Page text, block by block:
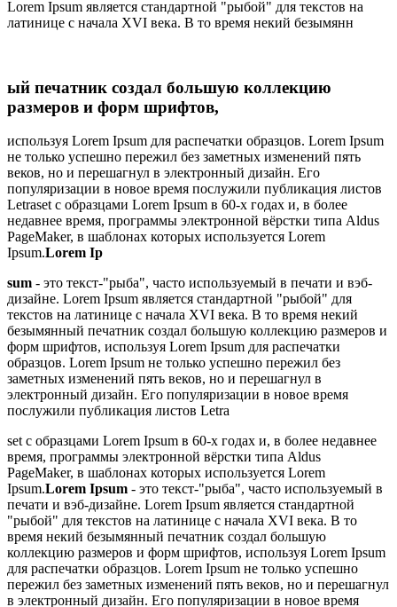
Lorem Ipsum является стандартной "рыбой" для текстов на
латинице с начала XVI века. В то время некий безымянн
ый печатник создал большую коллекцию
размеров и форм шрифтов,
используя Lorem Ipsum для распечатки образцов. Lorem Ipsum
не только успешно пережил без заметных изменений пять
веков, но и перешагнул в электронный дизайн. Его
популяризации в новое время послужили публикация листов
Letraset с образцами Lorem Ipsum в 60-х годах и, в более
недавнее время, программы электронной вёрстки типа Aldus
PageMaker, в шаблонах которых используется Lorem
Ipsum.Lorem Ip
sum - это текст-"рыба", часто используемый в печати и вэб-
дизайне. Lorem Ipsum является стандартной "рыбой" для
текстов на латинице с начала XVI века. В то время некий
безымянный печатник создал большую коллекцию размеров и
форм шрифтов, используя Lorem Ipsum для распечатки
образцов. Lorem Ipsum не только успешно пережил без
заметных изменений пять веков, но и перешагнул в
электронный дизайн. Его популяризации в новое время
послужили публикация листов Letra
set с образцами Lorem Ipsum в 60-х годах и, в более недавнее
время, программы электронной вёрстки типа Aldus
PageMaker, в шаблонах которых используется Lorem
Ipsum.Lorem Ipsum - это текст-"рыба", часто используемый в
печати и вэб-дизайне. Lorem Ipsum является стандартной
"рыбой" для текстов на латинице с начала XVI века. В то
время некий безымянный печатник создал большую
коллекцию размеров и форм шрифтов, используя Lorem Ipsum
для распечатки образцов. Lorem Ipsum не только успешно
пережил без заметных изменений пять веков, но и перешагнул
в электронный дизайн. Его популяризации в новое время